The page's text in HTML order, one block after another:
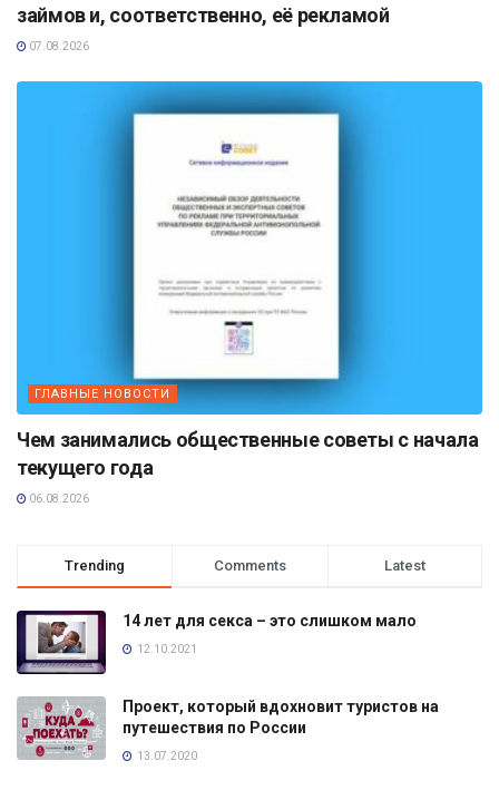
займов и, соответственно, её рекламой
07.08.2026
ГЛАВНЫЕ НОВОСТИ
Чем занимались общественные советы с начала
текущего года
06.08.2026
Trending Comments Latest
14 лет для секса – это слишком мало
12.10.2021
Проект, который вдохновит туристов на
путешествия по России
13.07.2020